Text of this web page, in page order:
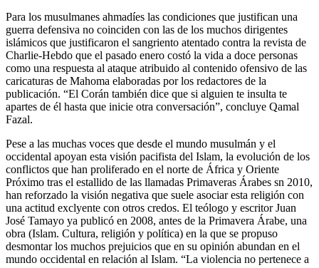
Para los musulmanes ahmadíes las condiciones que justifican una
guerra defensiva no coinciden con las de los muchos dirigentes
islámicos que justificaron el sangriento atentado contra la revista de
Charlie-Hebdo que el pasado enero costó la vida a doce personas
como una respuesta al ataque atribuido al contenido ofensivo de las
caricaturas de Mahoma elaboradas por los redactores de la
publicación. “El Corán también dice que si alguien te insulta te
apartes de él hasta que inicie otra conversación”, concluye Qamal
Fazal.
Pese a las muchas voces que desde el mundo musulmán y el
occidental apoyan esta visión pacifista del Islam, la evolución de los
conflictos que han proliferado en el norte de África y Oriente
Próximo tras el estallido de las llamadas Primaveras Árabes sn 2010,
han reforzado la visión negativa que suele asociar esta religión con
una actitud exclyente con otros credos. El teólogo y escritor Juan
José Tamayo ya publicó en 2008, antes de la Primavera Árabe, una
obra (Islam. Cultura, religión y política) en la que se propuso
desmontar los muchos prejuicios que en su opinión abundan en el
mundo occidental en relación al Islam. “La violencia no pertenece a